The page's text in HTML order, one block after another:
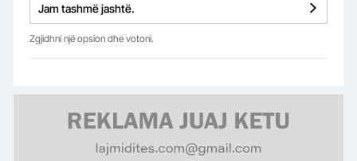
Jam tashmë jashtë.
Zgjidhni një opsion dhe votoni.